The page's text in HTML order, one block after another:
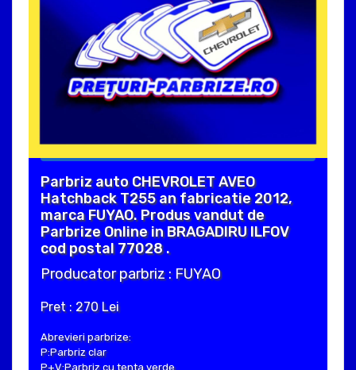
Parbriz auto CHEVROLET AVEO
Hatchback T255 an fabricatie 2012,
marca FUYAO. Produs vandut de
Parbrize Online in BRAGADIRU ILFOV
cod postal 77028 .
Producator parbriz : FUYAO
Pret : 270 Lei
Abrevieri parbrize:
P:Parbriz clar
P+V:Parbriz cu tenta verde